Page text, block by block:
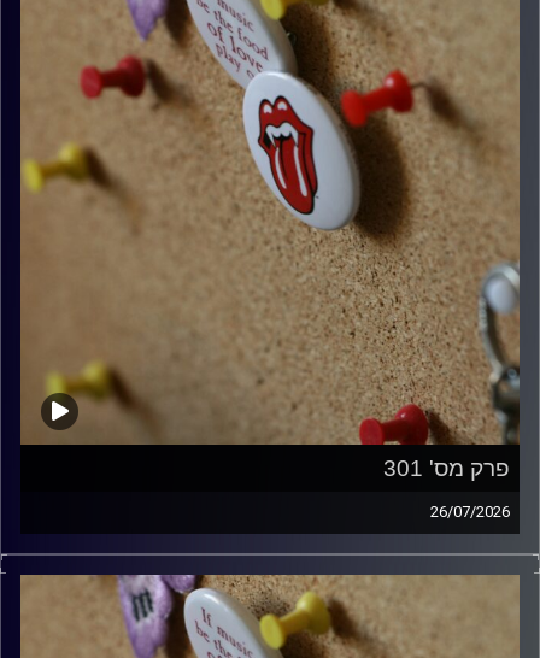
פרק מס' 301
26/07/2026
ספיישל רולינג סטונס עם אורן הוף.
włodi